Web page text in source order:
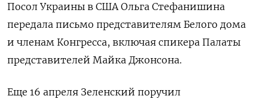
Посол Украины в США Ольга Стефанишина
передала письмо представителям Белого дома
и членам Конгресса, включая спикера Палаты
представителей Майка Джонсона.
Еще 16 апреля Зеленский поручил